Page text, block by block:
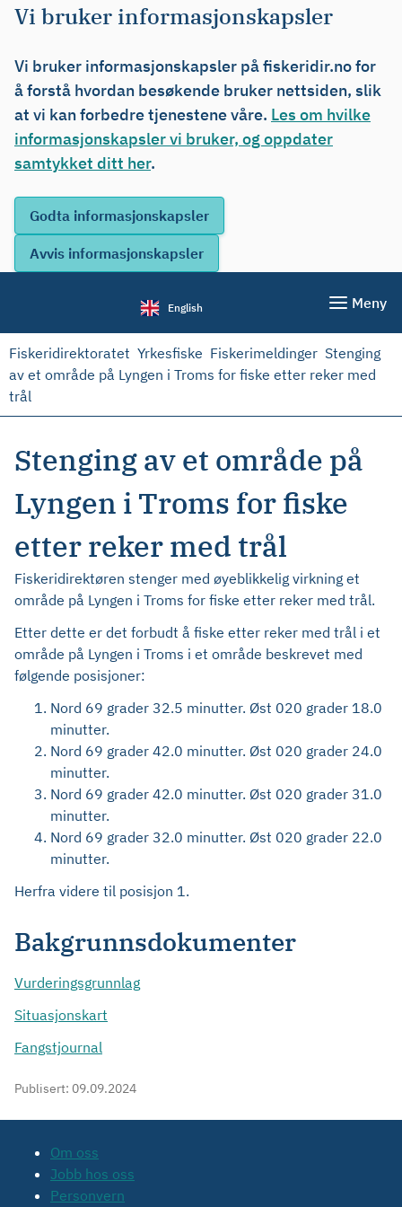
Vi bruker informasjonskapsler
Vi bruker informasjonskapsler på fiskeridir.no for
å forstå hvordan besøkende bruker nettsiden, slik
at vi kan forbedre tjenestene våre. Les om hvilke
informasjonskapsler vi bruker, og oppdater
samtykket ditt her.
English Meny
Fiskeridirektoratet Yrkesfiske Fiskerimeldinger Stenging
av et område på Lyngen i Troms for fiske etter reker med
trål
Stenging av et område på
Lyngen i Troms for fiske
etter reker med trål
Fiskeridirektøren stenger med øyeblikkelig virkning et
område på Lyngen i Troms for fiske etter reker med trål.
Etter dette er det forbudt å fiske etter reker med trål i et
område på Lyngen i Troms i et område beskrevet med
følgende posisjoner:
Nord 69 grader 32.5 minutter. Øst 020 grader 18.0
minutter.
Nord 69 grader 42.0 minutter. Øst 020 grader 24.0
minutter.
Nord 69 grader 42.0 minutter. Øst 020 grader 31.0
minutter.
Nord 69 grader 32.0 minutter. Øst 020 grader 22.0
minutter.
Herfra videre til posisjon 1.
Bakgrunnsdokumenter
Vurderingsgrunnlag
Situasjonskart
Fangstjournal
Publisert: 09.09.2024
Om oss
Jobb hos oss
Personvern